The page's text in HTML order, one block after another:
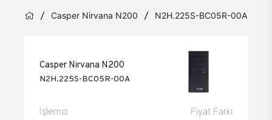
Casper Nirvana N200 N2H.225S-BC05R-00A
Casper Nirvana N200
N2H.225S-BC05R-00A
İşlemci Fiyat Farkı